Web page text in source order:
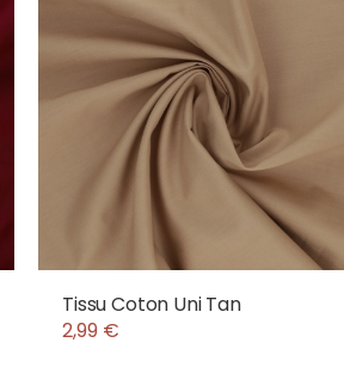
Tissu Coton Uni Tan
2,99 €